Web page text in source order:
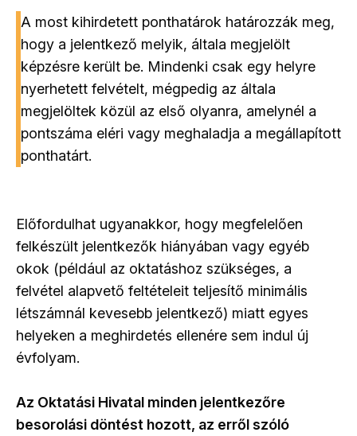
A most kihirdetett ponthatárok határozzák meg,
hogy a jelentkező melyik, általa megjelölt
képzésre került be. Mindenki csak egy helyre
nyerhetett felvételt, mégpedig az általa
megjelöltek közül az első olyanra, amelynél a
pontszáma eléri vagy meghaladja a megállapított
ponthatárt.
Előfordulhat ugyanakkor, hogy megfelelően
felkészült jelentkezők hiányában vagy egyéb
okok (például az oktatáshoz szükséges, a
felvétel alapvető feltételeit teljesítő minimális
létszámnál kevesebb jelentkező) miatt egyes
helyeken a meghirdetés ellenére sem indul új
évfolyam.
Az Oktatási Hivatal minden jelentkezőre
besorolási döntést hozott, az erről szóló